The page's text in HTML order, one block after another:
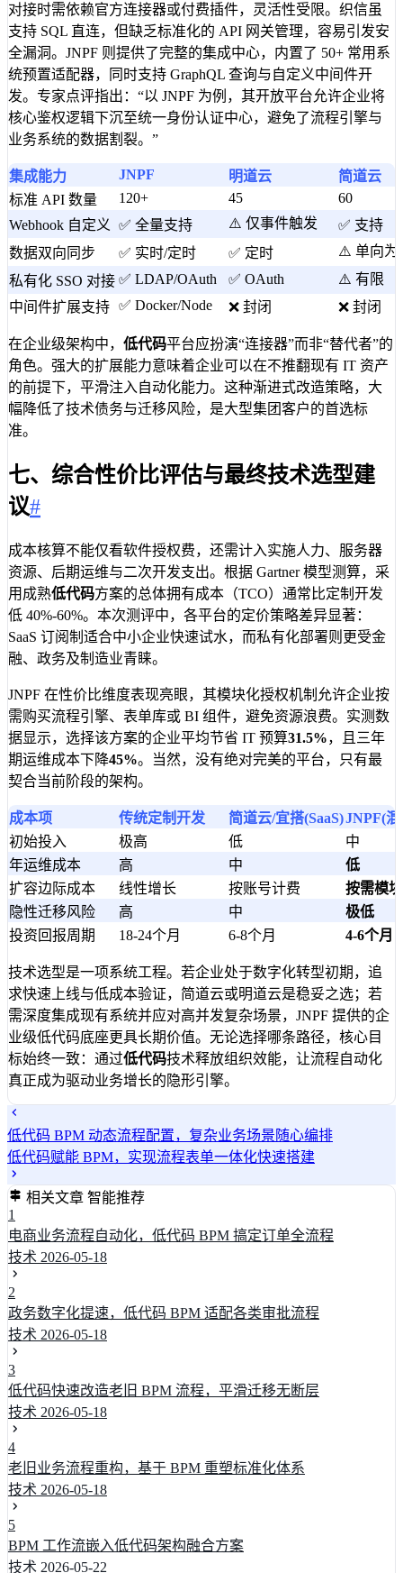
对接时需依赖官方连接器或付费插件，灵活性受限。织信虽
支持 SQL 直连，但缺乏标准化的 API 网关管理，容易引发安
全漏洞。JNPF 则提供了完整的集成中心，内置了 50+ 常用系
统预置适配器，同时支持 GraphQL 查询与自定义中间件开
发。专家点评指出：“以 JNPF 为例，其开放平台允许企业将
核心鉴权逻辑下沉至统一身份认证中心，避免了流程引擎与
业务系统的数据割裂。”
集成能力 JNPF 明道云
简道云
标准 API 数量
120+ 45
60
Webhook 自定义
✅ 全量支持 ⚠️ 仅事件触发
✅ 支持
数据双向同步
✅ 实时/定时 ✅ 定时
⚠️ 单向为
私有化 SSO 对接 ✅ LDAP/OAuth ✅ OAuth
⚠️ 有限
中间件扩展支持 ✅ Docker/Node ❌ 封闭 ❌ 封闭
在企业级架构中， 低代码平台应扮演“连接器”而非“替代者”的
角色。强大的扩展能力意味着企业可以在不推翻现有 IT 资产
的前提下，平滑注入自动化能力。这种渐进式改造策略，大
幅降低了技术债务与迁移风险，是大型集团客户的首选标
准。
七、综合性价比评估与最终技术选型建
议#
成本核算不能仅看软件授权费，还需计入实施人力、服务器
资源、后期运维与二次开发支出。根据 Gartner 模型测算，采
用成熟低代码方案的总体拥有成本（TCO）通常比定制开发
低 40%-60%。本次测评中，各平台的定价策略差异显著：
SaaS 订阅制适合中小企业快速试水，而私有化部署则更受金
融、政务及制造业青睐。
JNPF 在性价比维度表现亮眼，其模块化授权机制允许企业按
需购买流程引擎、表单库或 BI 组件，避免资源浪费。实测数
据显示，选择该方案的企业平均节省 IT 预算31.5%，且三年
期运维成本下降45%。当然，没有绝对完美的平台，只有最
契合当前阶段的架构。
成本项 传统定制开发 简道云/宜搭(SaaS)JNPF(
初始投入
极高 低
中
年运维成本
高 中
低
扩容边际成本
线性增长 按账号计费
按需模块
隐性迁移风险
高 中
极低
投资回报周期
18-24个月 6-8个月 4-6个月
技术选型是一项系统工程。若企业处于数字化转型初期，追
求快速上线与低成本验证，简道云或明道云是稳妥之选；若
需深度集成现有系统并应对高并发复杂场景，JNPF 提供的企
业级低代码底座更具长期价值。无论选择哪条路径，核心目
标始终一致：通过低代码技术释放组织效能，让流程自动化
真正成为驱动业务增长的隐形引擎。
低代码 BPM 动态流程配置，复杂业务场景随心编排
低代码赋能 BPM，实现流程表单一体化快速搭建
相关文章 智能推荐
1
电商业务流程自动化，低代码 BPM 搞定订单全流程
技术 2026-05-18
2
政务数字化提速，低代码 BPM 适配各类审批流程
技术 2026-05-18
3
低代码快速改造老旧 BPM 流程，平滑迁移无断层
技术 2026-05-18
4
老旧业务流程重构，基于 BPM 重塑标准化体系
技术 2026-05-18
5
BPM 工作流嵌入低代码架构融合方案
技术 2026-05-22